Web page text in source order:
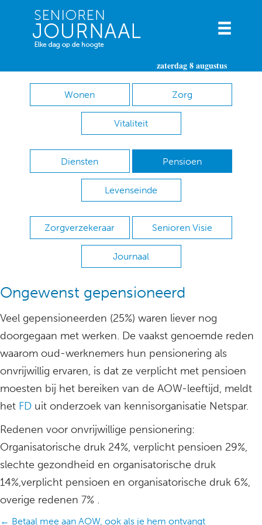
zaterdag 8 augustus
Wonen Zorg
Vitaliteit
Diensten Pensioen
Levenseinde
Zorgverzekeraar Senioren Visie
Journaal
Ongewenst gepensioneerd
Veel gepensioneerden (25%) waren liever nog
doorgegaan met werken. De vaakst genoemde reden
waarom oud-werknemers hun pensionering als
onvrijwillig ervaren, is dat ze verplicht met pensioen
moesten bij het bereiken van de AOW-leeftijd, meldt
het FD uit onderzoek van kennisorganisatie Netspar.
Redenen voor onvrijwillige pensionering:
Organisatorische druk 24%, verplicht pensioen 29%,
slechte gezondheid en organisatorische druk
14%,verplicht pensioen en organisatorische druk 6%,
overige redenen 7% .
← Betaal mee aan AOW, ook als je hem ontvangt